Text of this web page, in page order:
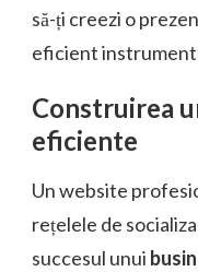
să-ți creezi o
eficient
Construirea
eficiente
Un website
rețelele de
succesul unui